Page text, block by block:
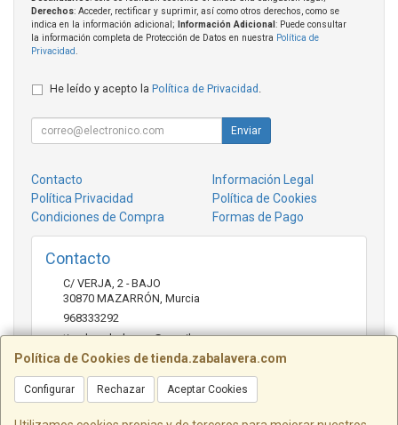
Política de Cookies de tienda.zabalavera.com
Configurar Rechazar Aceptar Cookies
Derechos: Acceder, rectificar y suprimir, así como otros derechos, como se
indica en la información adicional;
Información Adicional : Puede consultar
la información completa de Protección de Datos en nuestra Política de
Privacidad.
He leído y acepto la Política de Privacidad .
Enviar
Contacto
Información Legal
Política Privacidad
Política de Cookies
Condiciones de Compra
Formas de Pago
Contacto
C/ VERJA, 2 - BAJO
30870 MAZARRÓN, Murcia
968333292
tienda.zabalavera@gmail.com
Horario
9:30-14:00 y 17:30-20:00